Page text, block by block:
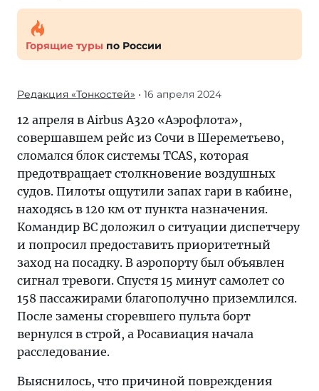
Горящие туры по России
Редакция «Тонкостей» • 16 апреля 2024
12 апреля в Airbus A320 «Аэрофлота»,
совершавшем рейс из Сочи в Шереметьево,
сломался блок системы TCAS, которая
предотвращает столкновение воздушных
судов. Пилоты ощутили запах гари в кабине,
находясь в 120 км от пункта назначения.
Командир ВС доложил о ситуации диспетчеру
и попросил предоставить приоритетный
заход на посадку. В аэропорту был объявлен
сигнал тревоги. Спустя 15 минут самолет со
158 пассажирами благополучно приземлился.
После замены сгоревшего пульта борт
вернулся в строй, а Росавиация начала
расследование.
Выяснилось, что причиной повреждения